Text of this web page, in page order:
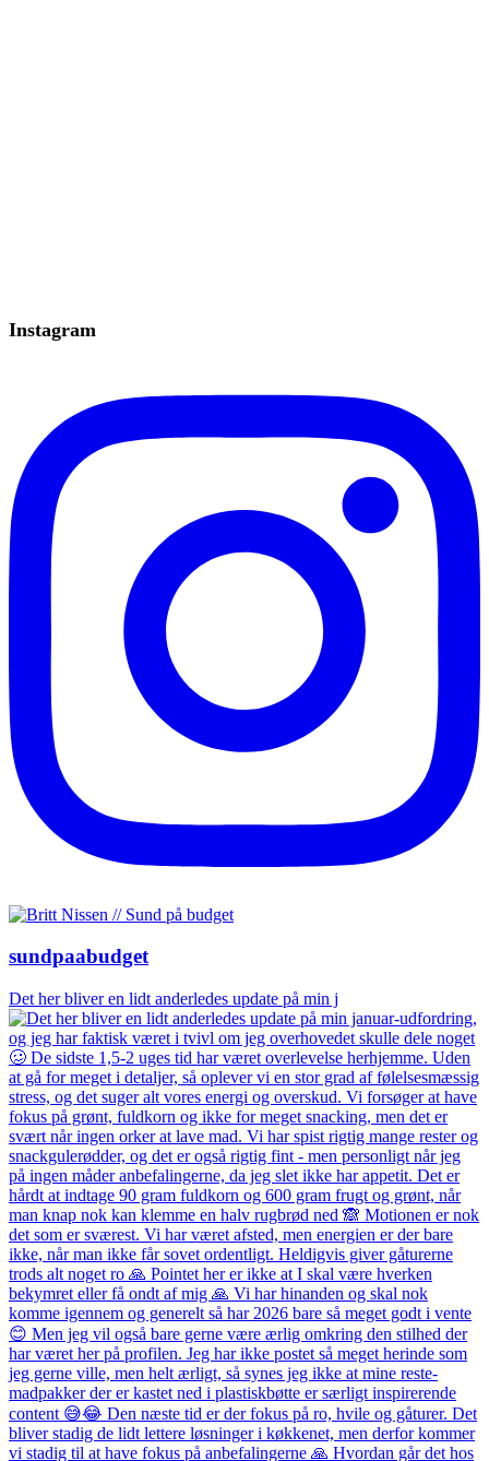
Instagram
sundpaabudget
Det her bliver en lidt anderledes update på min j